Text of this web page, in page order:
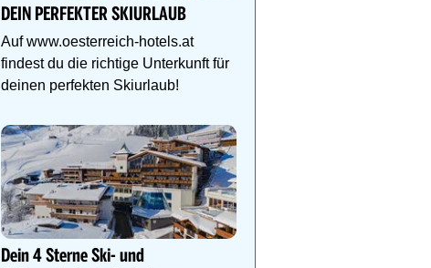
DEIN PERFEKTER SKIURLAUB
Auf www.oesterreich-hotels.at
findest du die richtige Unterkunft für
deinen perfekten Skiurlaub!
Dein 4 Sterne Ski- und